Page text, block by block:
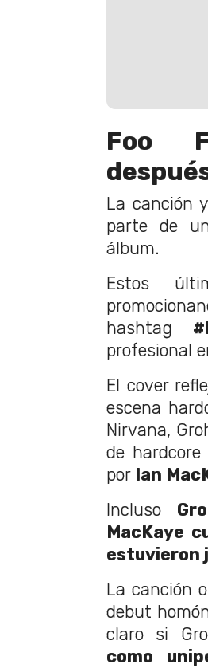
Foo
La canción
parte de
álbum.
Estos
hashtag
profesional
El cover
escena
Nirvana,
de
por Ian
Incluso
MacKaye
estuvieron
La canción
debut
claro si
como